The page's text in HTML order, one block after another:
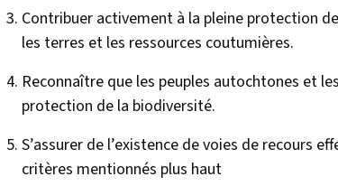
Contribuer activement à la pleine protection
les terres et les ressources coutumières.
Reconnaître que les peuples autochtones et
protection de la biodiversité.
S’assurer de l’existence de voies de recours
critères mentionnés plus haut